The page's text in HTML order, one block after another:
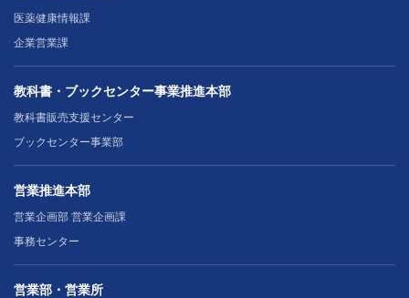
医薬健康情報課
企業営業課
教科書・ブックセンター事業推進本部
教科書販売支援センター
ブックセンター事業部
営業推進本部
営業企画部 営業企画課
事務センター
営業部・営業所